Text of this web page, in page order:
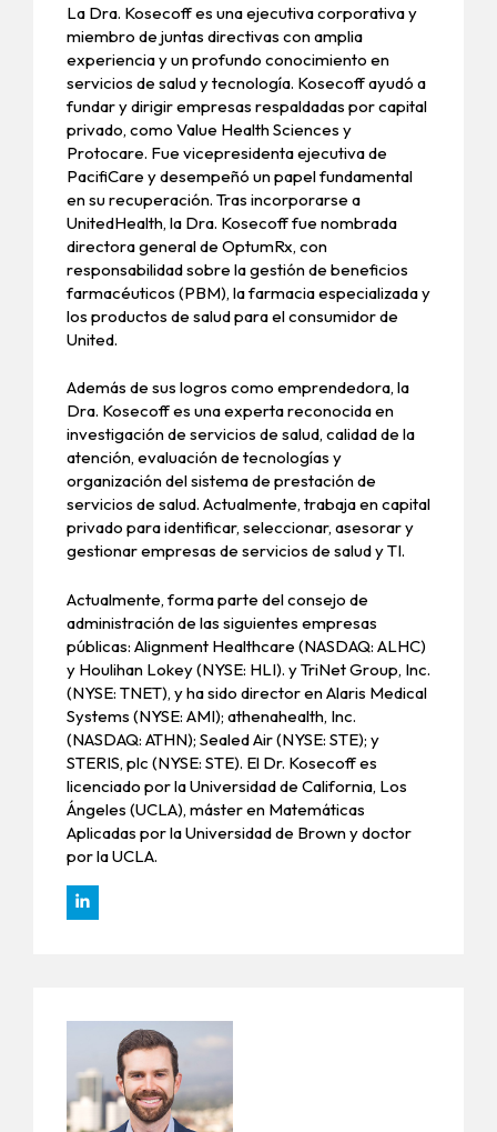
La Dra. Kosecoff es una ejecutiva corporativa y
miembro de juntas directivas con amplia
experiencia y un profundo conocimiento en
servicios de salud y tecnología. Kosecoff ayudó a
fundar y dirigir empresas respaldadas por capital
privado, como Value Health Sciences y
Protocare. Fue vicepresidenta ejecutiva de
PacifiCare y desempeñó un papel fundamental
en su recuperación. Tras incorporarse a
UnitedHealth, la Dra. Kosecoff fue nombrada
directora general de OptumRx, con
responsabilidad sobre la gestión de beneficios
farmacéuticos (PBM), la farmacia especializada y
los productos de salud para el consumidor de
United.
Además de sus logros como emprendedora, la
Dra. Kosecoff es una experta reconocida en
investigación de servicios de salud, calidad de la
atención, evaluación de tecnologías y
organización del sistema de prestación de
servicios de salud. Actualmente, trabaja en capital
privado para identificar, seleccionar, asesorar y
gestionar empresas de servicios de salud y TI.
Actualmente, forma parte del consejo de
administración de las siguientes empresas
públicas: Alignment Healthcare (NASDAQ: ALHC)
y Houlihan Lokey (NYSE: HLI). y TriNet Group, Inc.
(NYSE: TNET), y ha sido director en Alaris Medical
Systems (NYSE: AMI); athenahealth, Inc.
(NASDAQ: ATHN); Sealed Air (NYSE: STE); y
STERIS, plc (NYSE: STE). El Dr. Kosecoff es
licenciado por la Universidad de California, Los
Ángeles (UCLA), máster en Matemáticas
Aplicadas por la Universidad de Brown y doctor
por la UCLA.